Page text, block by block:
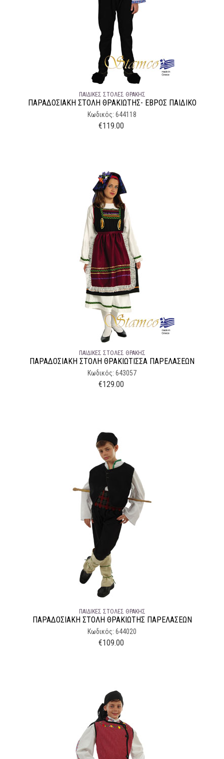
ΠΑΙΔΙΚΈΣ ΣΤΟΛΈΣ ΘΡΆΚΗΣ
ΠΑΡΑΔΟΣΙΑΚΉ ΣΤΟΛΉ ΘΡΑΚΙΩΤΗΣ- ΕΒΡΟΣ ΠΑΙΔΙΚΟ
Κωδικός: 644118
€119.00
ΠΑΙΔΙΚΈΣ ΣΤΟΛΈΣ ΘΡΆΚΗΣ
ΠΑΡΑΔΟΣΙΑΚΉ ΣΤΟΛΉ ΘΡΑΚΙΩΤΙΣΣΑ ΠΑΡΕΛΑΣΕΩΝ
Κωδικός: 643057
€129.00
ΠΑΙΔΙΚΈΣ ΣΤΟΛΈΣ ΘΡΆΚΗΣ
ΠΑΡΑΔΟΣΙΑΚΉ ΣΤΟΛΉ ΘΡΑΚΙΩΤΗΣ ΠΑΡΕΛΑΣΕΩΝ
Κωδικός: 644020
€109.00